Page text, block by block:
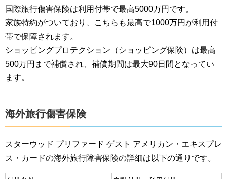
国際旅行傷害保険は利用付帯で最高5000万円です。
家族特約がついており、こちらも最高で1000万円が利用付
帯で保障されます。
ショッピングプロテクション（ショッピング保険）は最高
500万円まで補償され、補償期間は最大90日間となってい
ます。
海外旅行傷害保険
スターウッド プリファード ゲスト アメリカン・エキスプレ
ス・カードの海外旅行障害保険の詳細は以下の通りです。